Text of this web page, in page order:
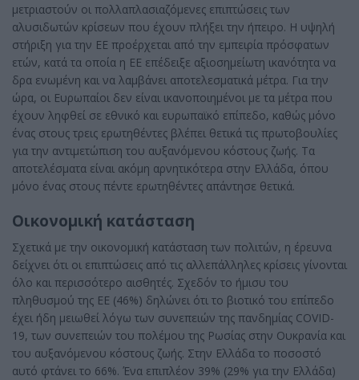
μετριαστούν οι πολλαπλασιαζόμενες επιπτώσεις των
αλυσιδωτών κρίσεων που έχουν πλήξει την ήπειρο. Η υψηλή
στήριξη για την ΕΕ προέρχεται από την εμπειρία πρόσφατων
ετών, κατά τα οποία η ΕΕ επέδειξε αξιοσημείωτη ικανότητα να
δρα ενωμένη και να λαμβάνει αποτελεσματικά μέτρα. Για την
ώρα, οι Ευρωπαίοι δεν είναι ικανοποιημένοι με τα μέτρα που
έχουν ληφθεί σε εθνικό και ευρωπαϊκό επίπεδο, καθώς μόνο
ένας στους τρεις ερωτηθέντες βλέπει θετικά τις πρωτοβουλίες
για την αντιμετώπιση του αυξανόμενου κόστους ζωής. Τα
αποτελέσματα είναι ακόμη αρνητικότερα στην Ελλάδα, όπου
μόνο ένας στους πέντε ερωτηθέντες απάντησε θετικά.
Οικονομική κατάσταση
Σχετικά με την οικονομική κατάσταση των πολιτών, η έρευνα
δείχνει ότι οι επιπτώσεις από τις αλλεπάλληλες κρίσεις γίνονται
όλο και περισσότερο αισθητές. Σχεδόν το ήμισυ του
πληθυσμού της ΕΕ (46%) δηλώνει ότι το βιοτικό του επίπεδο
έχει ήδη μειωθεί λόγω των συνεπειών της πανδημίας COVID-
19, των συνεπειών του πολέμου της Ρωσίας στην Ουκρανία και
του αυξανόμενου κόστους ζωής. Στην Ελλάδα το ποσοστό
αυτό φτάνει το 66%. Ένα επιπλέον 39% (29% για την Ελλάδα)